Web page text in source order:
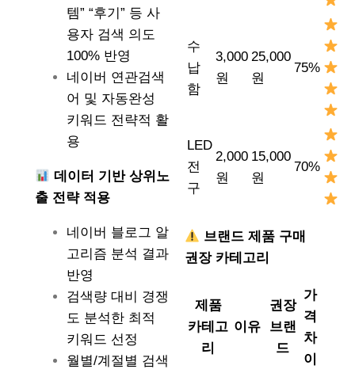
템” “후기” 등 사
용자 검색 의도
100% 반영
네이버 연관검색
어 및 자동완성
키워드 전략적 활
용
데이터 기반 상위노
출 전략 적용
네이버 블로그 알
고리즘 분석 결과
반영
검색량 대비 경쟁
도 분석한 최적
키워드 선정
월별/계절별 검색
수
납
함
3,000
원
25,000
원
75%
LED
전
구
2,000
원
15,000
원
70%
브랜드 제품 구매
권장 카테고리
제품
카테고
리
이유
권장
브랜
드
가
격
차
이